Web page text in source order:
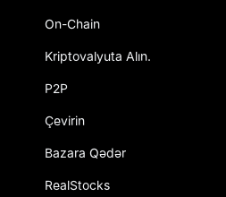
On-Chain
Kriptovalyuta Alın.
P2P
Çevirin
Bazara Qədər
RealStocks